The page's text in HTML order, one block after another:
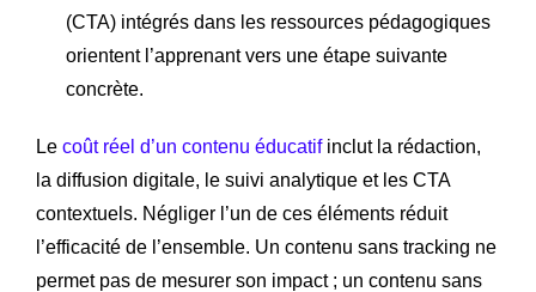
(CTA) intégrés dans les ressources pédagogiques
orientent l’apprenant vers une étape suivante
concrète.
Le coût réel d’un contenu éducatifinclut la rédaction,
la diffusion digitale, le suivi analytique et les CTA
contextuels. Négliger l’un de ces éléments réduit
l’efficacité de l’ensemble. Un contenu sans tracking ne
permet pas de mesurer son impact ; un contenu sans